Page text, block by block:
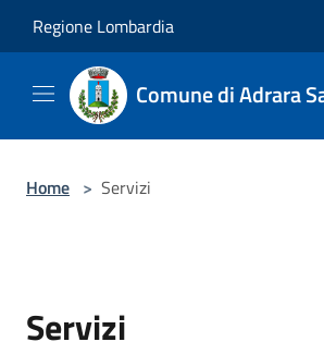
Regione Lombardia
Comune di Adrara
Home > Servizi
Servizi